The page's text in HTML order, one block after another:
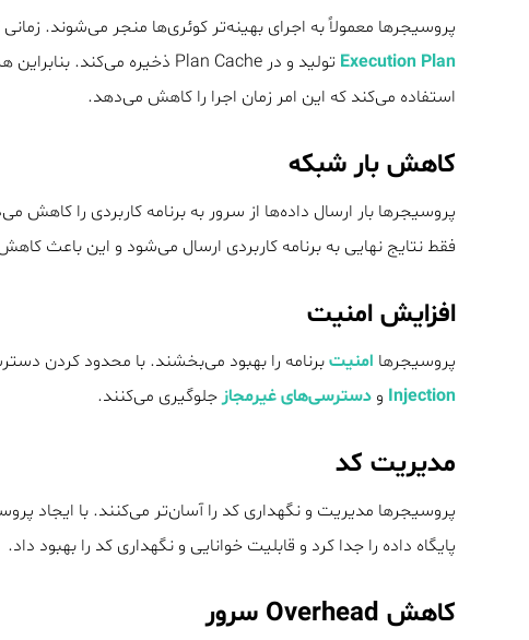
پروسیجرها معمولاً به اجرای بهینه‌تر کوئری‌ها منجر می‌شوند.
Execution Plan
استفاده می‌کند که این امر زمان اجرا را کاهش می‌دهد.
کاهش بار شبکه
پروسیجرها بار ارسال داده‌ها از سرور به برنامه کاربردی را
فقط نتایج نهایی به برنامه کاربردی ارسال می‌شود و این باعث
افزایش امنیت
پروسیجرها امنیتبرنامه را بهبود می‌بخشند. با محدود کردن
Injection ودسترسی‌های غیرمجازجلوگیری می‌کنند.
مدیریت کد
پروسیجرها مدیریت و نگهداری کد را آسان‌تر می‌کنند. با ایجاد
پایگاه داده را جدا کرد و قابلیت خوانایی و نگهداری کد را بهبود داد.
کاهش Overhead سرور